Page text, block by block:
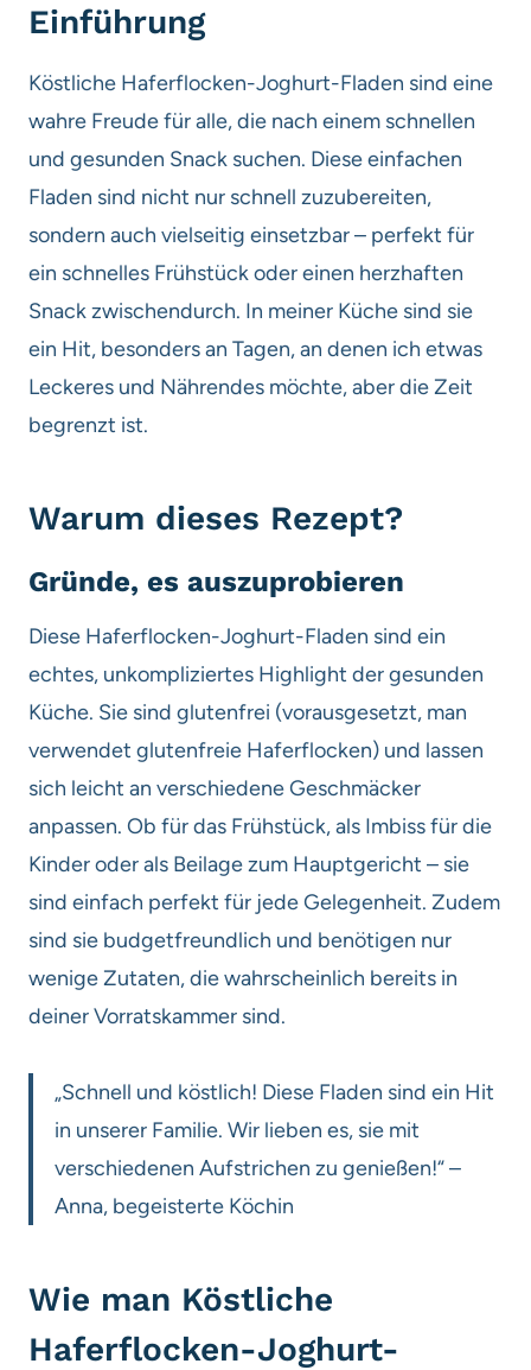
Einführung
Köstliche Haferflocken-Joghurt-Fladen sind eine
wahre Freude für alle, die nach einem schnellen
und gesunden Snack suchen. Diese einfachen
Fladen sind nicht nur schnell zuzubereiten,
sondern auch vielseitig einsetzbar – perfekt für
ein schnelles Frühstück oder einen herzhaften
Snack zwischendurch. In meiner Küche sind sie
ein Hit, besonders an Tagen, an denen ich etwas
Leckeres und Nährendes möchte, aber die Zeit
begrenzt ist.
Warum dieses Rezept?
Gründe, es auszuprobieren
Diese Haferflocken-Joghurt-Fladen sind ein
echtes, unkompliziertes Highlight der gesunden
Küche. Sie sind glutenfrei (vorausgesetzt, man
verwendet glutenfreie Haferflocken) und lassen
sich leicht an verschiedene Geschmäcker
anpassen. Ob für das Frühstück, als Imbiss für die
Kinder oder als Beilage zum Hauptgericht – sie
sind einfach perfekt für jede Gelegenheit. Zudem
sind sie budgetfreundlich und benötigen nur
wenige Zutaten, die wahrscheinlich bereits in
deiner Vorratskammer sind.
„Schnell und köstlich! Diese Fladen sind ein Hit
in unserer Familie. Wir lieben es, sie mit
verschiedenen Aufstrichen zu genießen!“ –
Anna, begeisterte Köchin
Wie man Köstliche
Haferflocken-Joghurt-